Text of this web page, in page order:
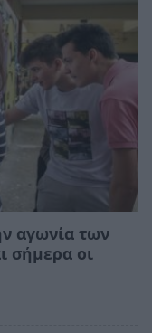
αγωνία των
σήμερα οι